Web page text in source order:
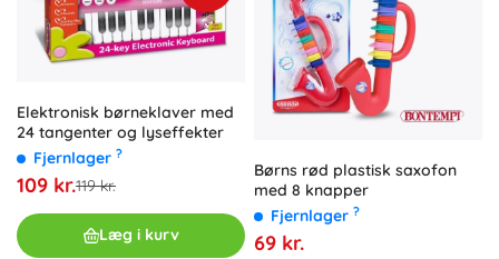
Elektronisk børneklaver med
24 tangenter og lyseffekter
Fjernlager ?
109 kr.119 kr.
Læg i kurv
Børns rød plastisk saxofon
med 8 knapper
Fjernlager ?
69 kr.